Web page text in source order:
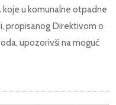
u komunalne otpadne
propisanog Direktivom o
upozorivši na moguć